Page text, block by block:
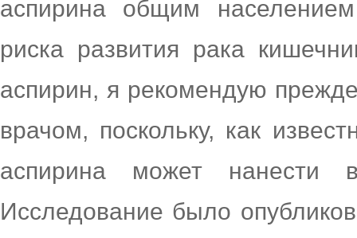
аспирина общим
риска развития рака
аспирин, я рекомендую
врачом, поскольку, как
аспирина может нанести
Исследование было